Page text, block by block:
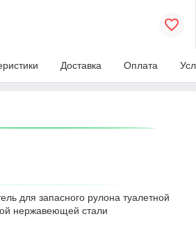
Доставка Оплата
для запасного рулона туалетной
нержавеющей стали